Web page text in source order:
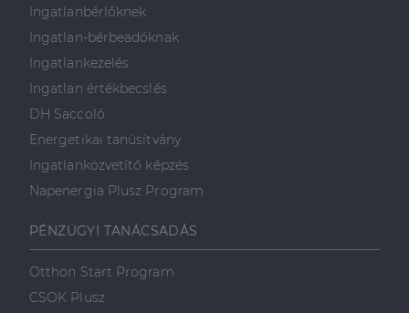
Ingatlanbérlőknek
Ingatlan-bérbeadóknak
Ingatlankezelés
Ingatlan értékbecslés
DH Saccoló
Energetikai tanúsítvány
Ingatlanközvetítő képzés
Napenergia Plusz Program
PÉNZÜGYI TANÁCSADÁS
Otthon Start Program
CSOK Plusz